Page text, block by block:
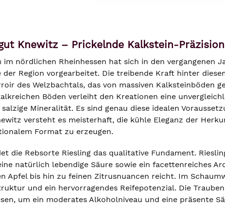
Knewitz – Prickelnde Kalkstein-
im nördlichen Rheinhessen hat sich in den vergangenen
Region vorgearbeitet. Die treibende Kraft hinter
des Welzbachtals, das von massiven Kalksteinböden
Böden verleiht den Kreationen eine
Mineralität. Es sind genau diese idealen
versteht es meisterhaft, die kühle Eleganz der
Format zu erzeugen.
die Rebsorte Riesling das qualitative Fundament.
natürlich lebendige Säure sowie ein facettenreiches
Apfel bis hin zu feinen Zitrusnuancen reicht. Im
und ein hervorragendes Reifepotenzial. Die
um ein moderates Alkoholniveau und eine präsente